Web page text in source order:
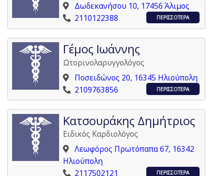
Δωδεκανήσου 10, 17456 Άλιμος
2110122388
ΠΕΡΙΣΣΟΤΕΡΑ
Γέμος Ιωάννης
Ωτορινολαρυγγολόγος
Ποσειδώνος 20, 16345 Ηλιούπολη
2109763856
ΠΕΡΙΣΣΟΤΕΡΑ
Κατσουράκης Δημήτριος
Ειδικός Καρδιολόγος
Λεωφόρος Πρωτόπαπα 67, 16342
Ηλιούπολη
2117502121
ΠΕΡΙΣΣΟΤΕΡΑ